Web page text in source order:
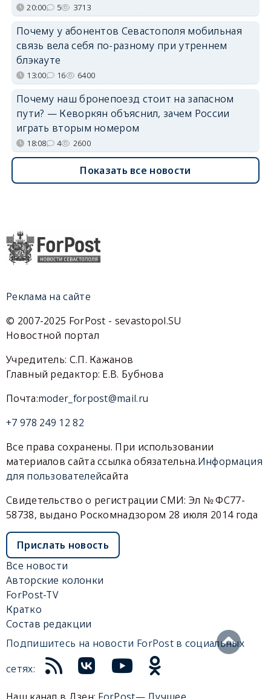
20:00 5 3713
Почему у абонентов Севастополя мобильная
связь вела себя по-разному при утреннем
блэкауте
13:00 16 6400
Почему наш бронепоезд стоит на запасном
пути? — Кеворкян объяснил, зачем России
играть вторым номером
18:08 4 2600
Показать все новости
Реклама на сайте
© 2007-2025 ForPost - sevastopol.SU
Новостной портал
Учредитель: С.П. Кажанов
Главный редактор: Е.В. Бубнова
Почта:moder_forpost@mail.ru
+7 978 249 12 82
Все права сохранены. При использовании
материалов сайта ссылка обязательна.Информация
для пользователейсайта
Свидетельство о регистрации СМИ: Эл № ФС77-
58738, выдано Роскомнадзором 28 июля 2014 года
Прислать новость
Все новости
Авторские колонки
ForPost-TV
Кратко
Состав редакции
Подпишитесь на новости ForPost в социальных
сетях: